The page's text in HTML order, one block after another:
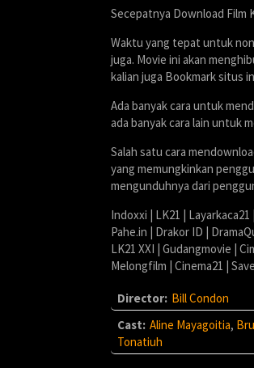
Secepatnya Download Film
Waktu yang tepat untuk
juga. Movie ini akan
kalian juga Bookmark situs
Ada banyak cara untuk
ada banyak cara lain untuk
Salah satu cara
yang memungkinkan
mengunduhnya dari
Indoxxi | LK21 |
Pahe.in | Drakor ID |
LK21 XXI | Gudangmovie |
Melongfilm | Cinema21 |
Director: Bill Condon
Cast: Aline Mayagoitia,
Tonatiuh